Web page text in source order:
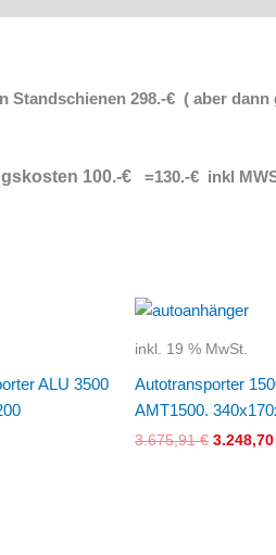
298.-€ ( aber
100.-€ =130.-€ inkl
ALU 3500
inkl. 19 % MwSt.
Autotransporter
AMT1500.
3.675,91€
Preis
war: